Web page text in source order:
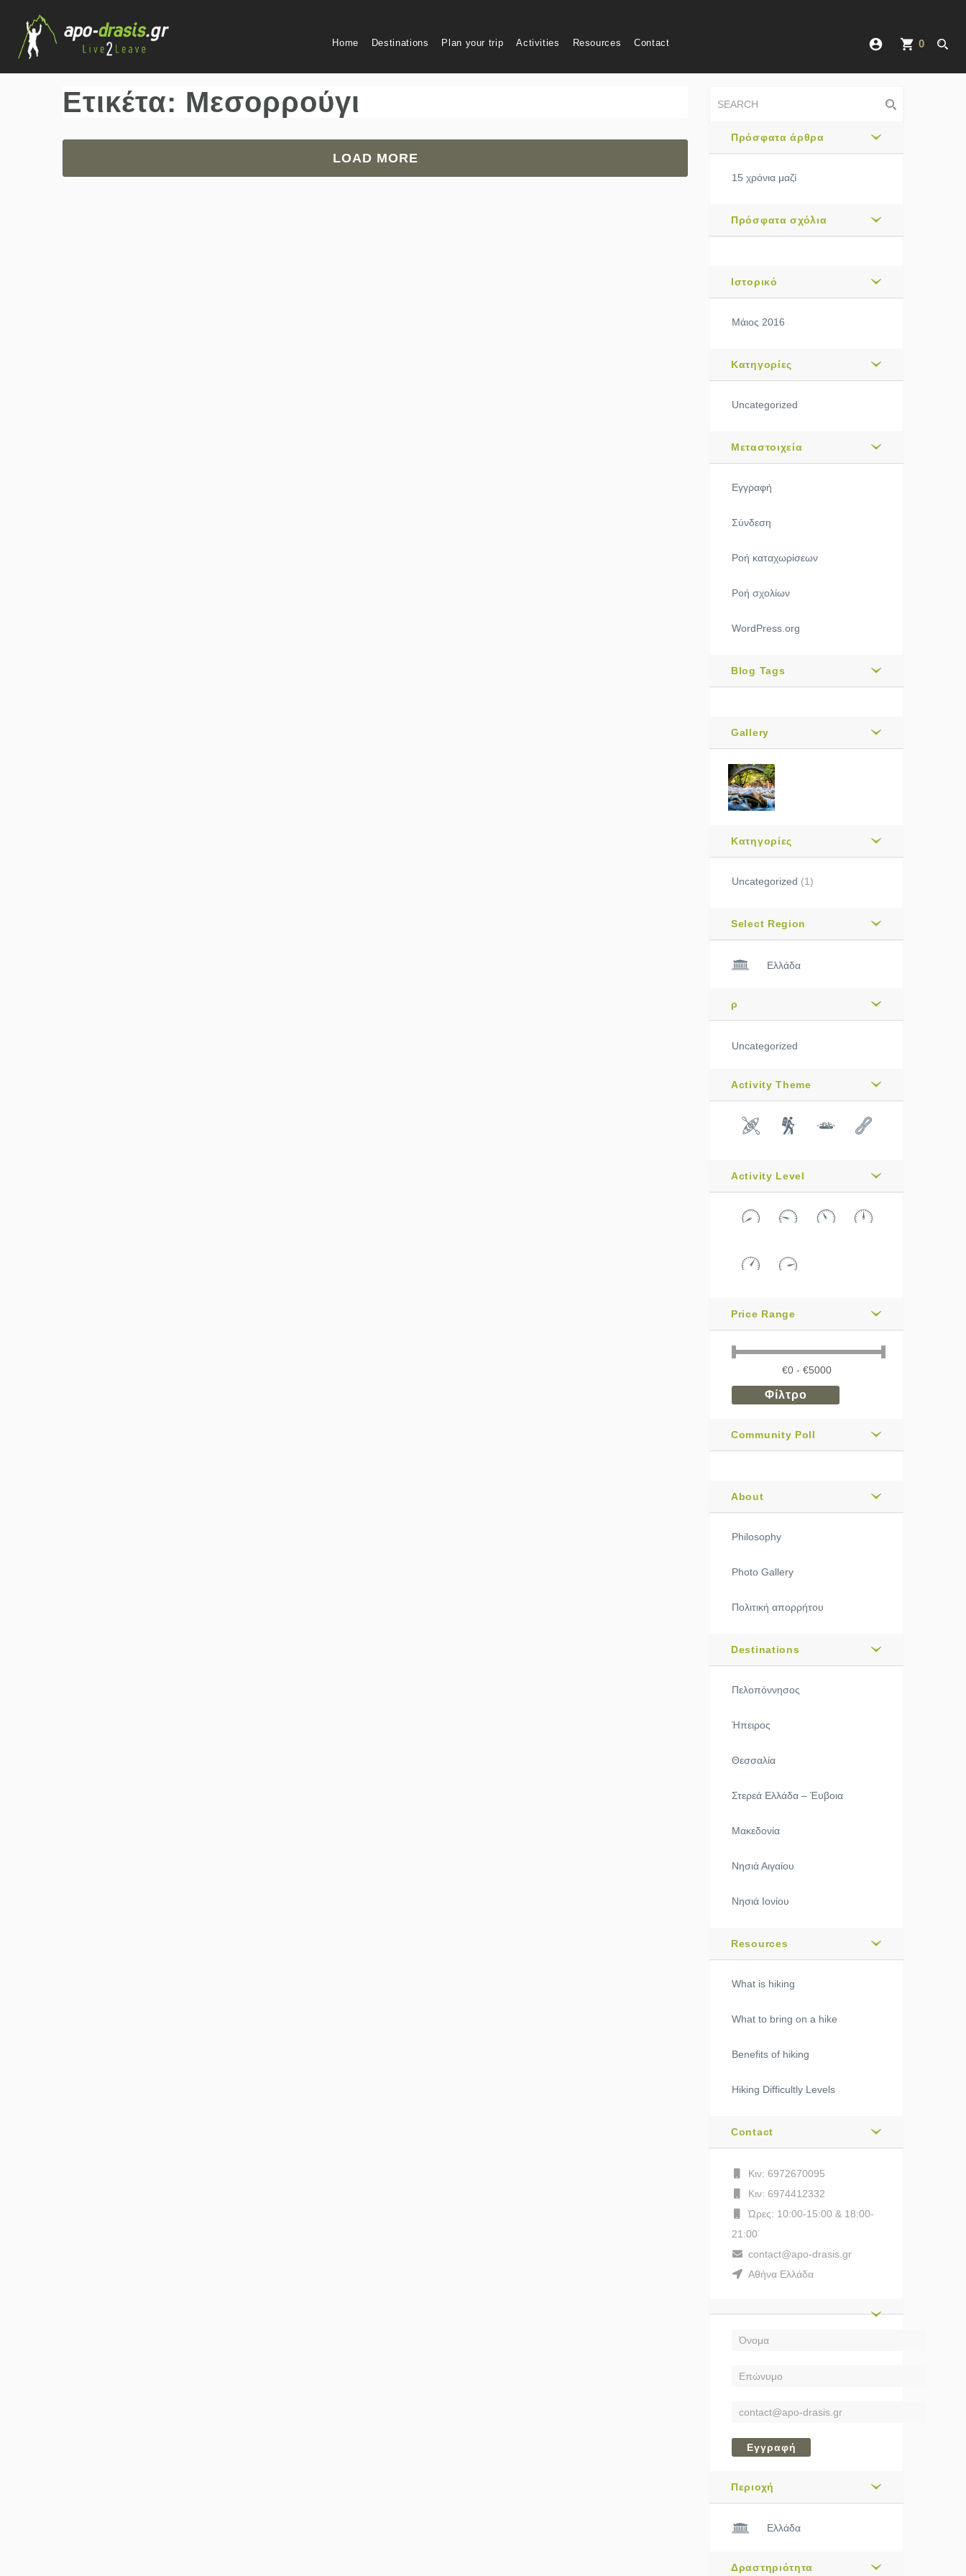
Home Destinations Plan your trip Activities Resources Contact account_circle shopping_cart 0
Ετικέτα: Μεσορρούγι
LOAD MORE
Πρόσφατα άρθρα
15 χρόνια μαζί
Πρόσφατα σχόλια
Ιστορικό
Μάιος 2016
Kατηγορίες
Uncategorized
Μεταστοιχεία
Εγγραφή
Σύνδεση
Ροή καταχωρίσεων
Ροή σχολίων
WordPress.org
Blog Tags
Gallery
Kατηγορίες
Uncategorized (1)
Select Region
Ελλάδα
ρ
Uncategorized
Activity Theme
Activity Level
Price Range
Community Poll
About
Philosophy
Photo Gallery
Πολιτική απορρήτου
Destinations
Πελοπόννησος
Ήπειρος
Θεσσαλία
Στερεά Ελλάδα – Έυβοια
Μακεδονία
Νησιά Αιγαίου
Νησιά Ιονίου
Resources
What is hiking
What to bring on a hike
Benefits of hiking
Hiking Difficultly Levels
Contact
Κιν: 6972670095
Κιν: 6974412332
Ώρες: 10:00-15:00 & 18:00-
21:00
contact@apo-drasis.gr
Αθήνα Ελλάδα
Εγγραφή
Περιοχή
Ελλάδα
Δραστηριότητα